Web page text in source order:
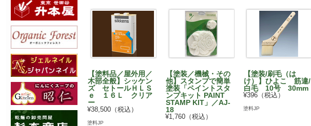
【塗料品／屋外用／
木部全般】シッケン
ズ セトールＨＬＳ
ｅ １６Ｌ クリア
ー
¥38,500（税込）
塗料JP
【塗装／機械・その
他】スタンプで簡単
塗装「ペイントスタ
ンプキット PAINT
STAMP KIT」／AJ-
18
¥1,760（税込）
【塗装/刷毛（は
け）】ひよこ 筋違/
白毛 10号 30mm
¥396（税込）
塗料JP